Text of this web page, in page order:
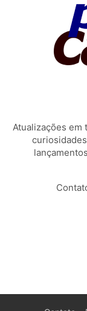
Atualizações